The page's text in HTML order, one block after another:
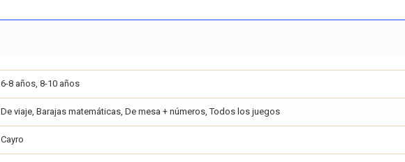
6-8 años, 8-10 años
De viaje, Barajas matemáticas, De mesa + números, Todos los juegos
Cayro